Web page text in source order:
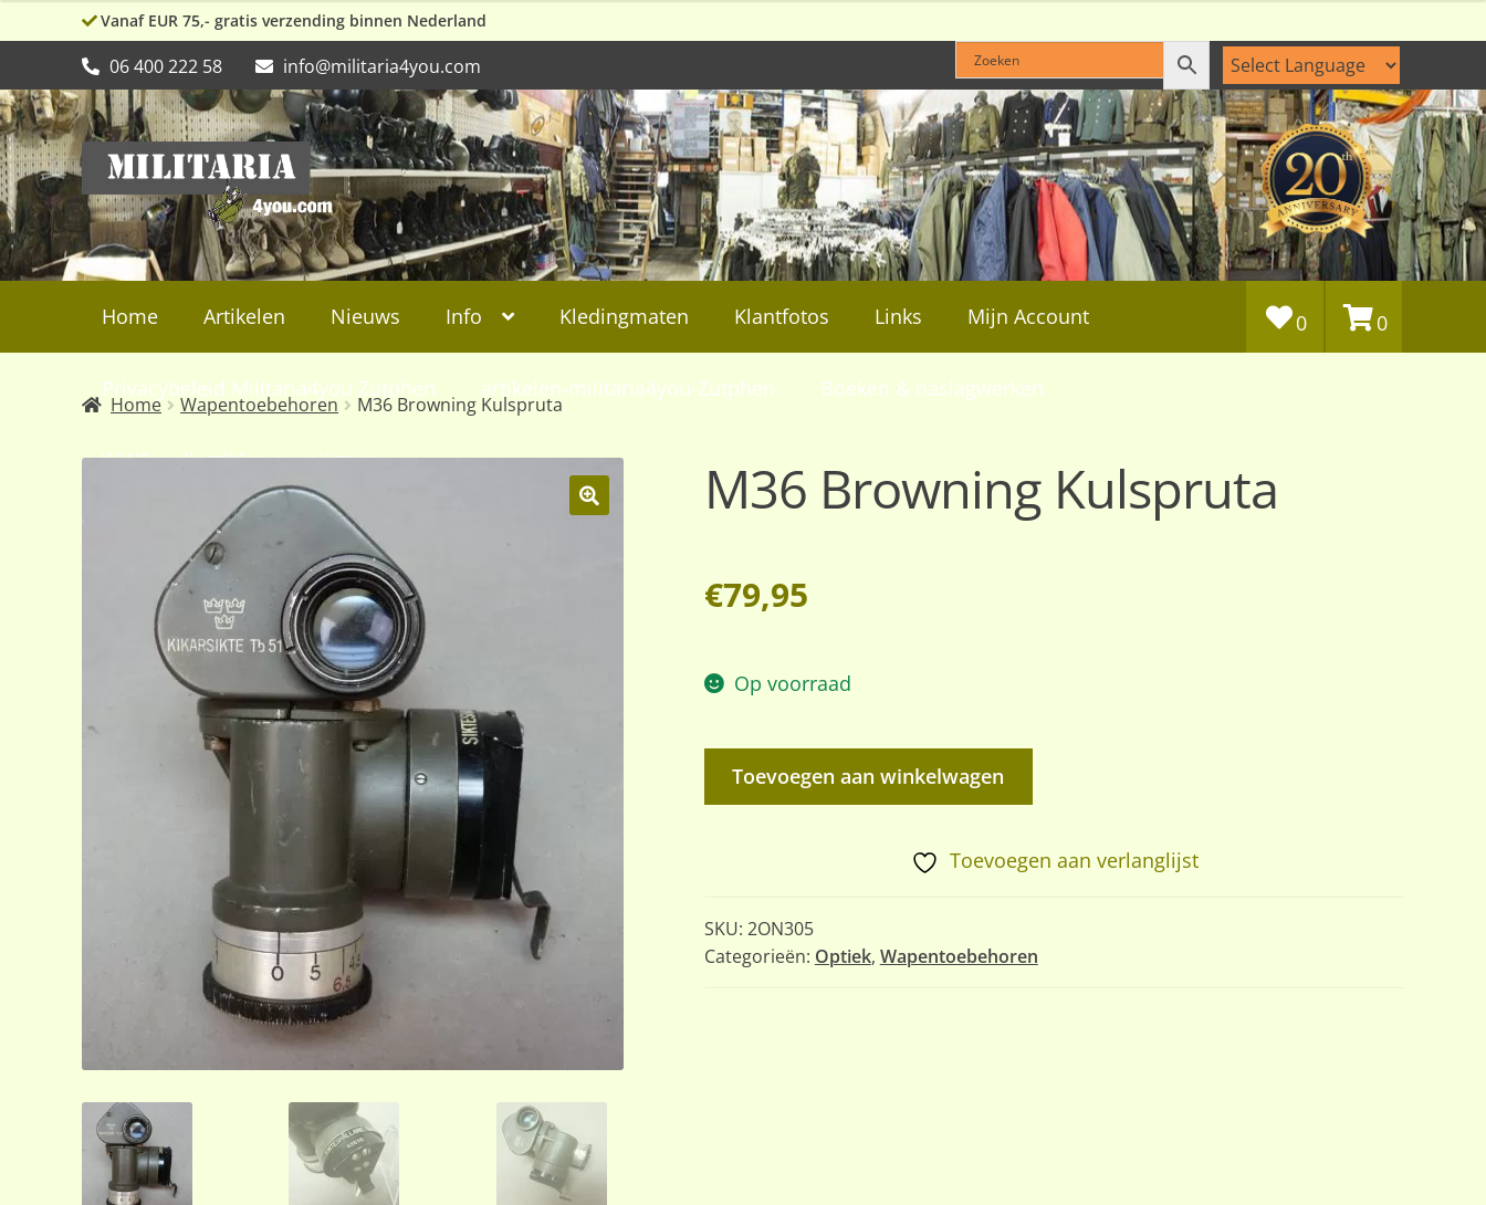
Vanaf EUR 75,- gratis verzending binnen Nederland
06 400 222 58 info@militaria4you.com
Ga
door
naar
navigatie
Ga
naar
de
inhoud
Home Artikelen Nieuws Info Kledingmaten Klantfotos Links Mijn Account
Privacybeleid Militaria4you Zutphen artikelen-militaria4you-Zutphen Boeken & naslagwerken
WW2, collectibles en militaria
0 0
Home Wapentoebehoren M36 Browning Kulspruta
M36 Browning Kulspruta
€79,95
Op voorraad
Toevoegen aan winkelwagen
Toevoegen aan verlanglijst
SKU: 2ON305
Categorieën: Optiek, Wapentoebehoren